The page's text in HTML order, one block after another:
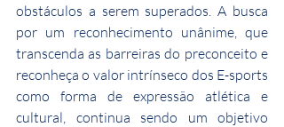
obstáculos a serem superados. A busca
por um reconhecimento unânime, que
transcenda as barreiras do preconceito e
reconheça o valor intrínseco dos E-sports
como forma de expressão atlética e
cultural, continua sendo um objetivo